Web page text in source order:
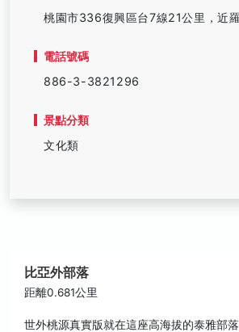
桃園市336復興區台7線21公里，近
電話號碼
886-3-3821296
景點分類
文化類
比亞外部落
距離0.681公里
世外桃源真實版就在這座高海拔的泰雅部